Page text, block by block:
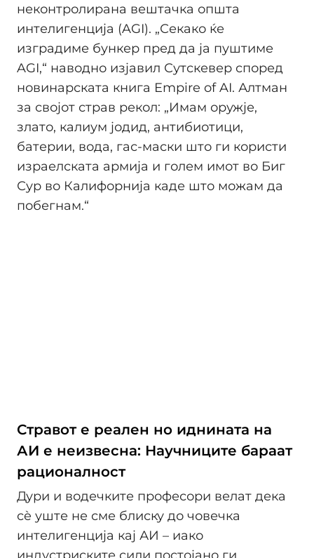
неконтролирана вештачка општа
интелигенција (AGI). „Секако ќе
изградиме бункер пред да ја пуштиме
AGI,“ наводно изјавил Сутскевер според
новинарската книга Empire of AI. Алтман
за својот страв рекол: „Имам оружје,
злато, калиум јодид, антибиотици,
батерии, вода, гас-маски што ги користи
израелската армија и голем имот во Биг
Сур во Калифорнија каде што можам да
побегнам.“
Стравот е реален но иднината на
АИ е неизвесна: Научниците бараат
рационалност
Дури и водечките професори велат дека
сè уште не сме блиску до човечка
интелигенција кај АИ – иако